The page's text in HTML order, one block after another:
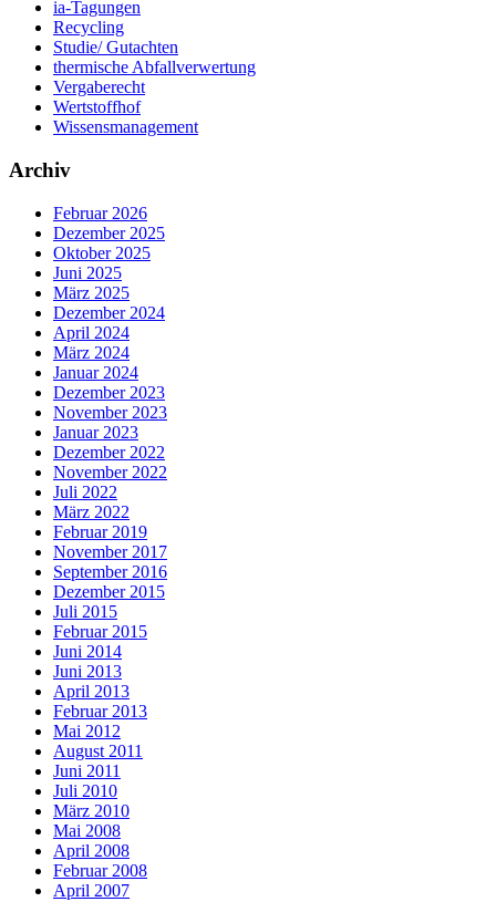
ia-Tagungen
Recycling
Studie/ Gutachten
thermische Abfallverwertung
Vergaberecht
Wertstoffhof
Wissensmanagement
Archiv
Februar 2026
Dezember 2025
Oktober 2025
Juni 2025
März 2025
Dezember 2024
April 2024
März 2024
Januar 2024
Dezember 2023
November 2023
Januar 2023
Dezember 2022
November 2022
Juli 2022
März 2022
Februar 2019
November 2017
September 2016
Dezember 2015
Juli 2015
Februar 2015
Juni 2014
Juni 2013
April 2013
Februar 2013
Mai 2012
August 2011
Juni 2011
Juli 2010
März 2010
Mai 2008
April 2008
Februar 2008
April 2007